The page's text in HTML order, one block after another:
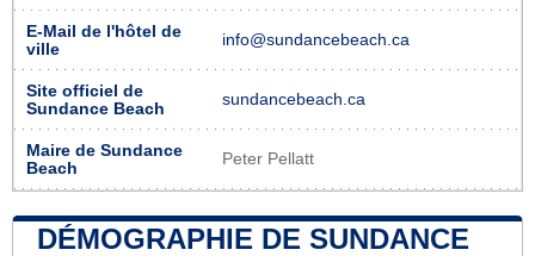
E-Mail de l'hôtel de
ville
info@sundancebeach.ca
Site officiel de
Sundance Beach
sundancebeach.ca
Maire de Sundance
Beach
Peter Pellatt
DÉMOGRAPHIE DE SUNDANCE